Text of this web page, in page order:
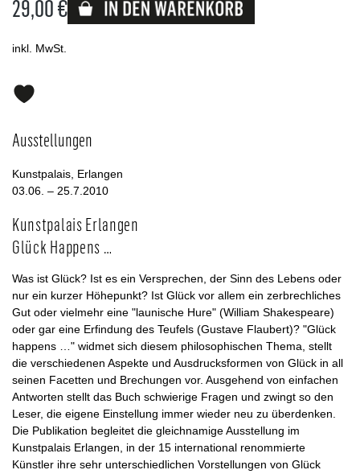
inkl. MwSt.
29,00 € Lieferbar
Ausstellungen
Kunstpalais, Erlangen
03.06. – 25.7.2010
Kunstpalais Erlangen
Glück Happens …
Was ist Glück? Ist es ein Versprechen, der Sinn des Lebens oder
nur ein kurzer Höhepunkt? Ist Glück vor allem ein zerbrechliches
Gut oder vielmehr eine "launische Hure" (William Shakespeare)
oder gar eine Erfindung des Teufels (Gustave Flaubert)? "Glück
happens …" widmet sich diesem philosophischen Thema, stellt
die verschiedenen Aspekte und Ausdrucksformen von Glück in all
seinen Facetten und Brechungen vor. Ausgehend von einfachen
Antworten stellt das Buch schwierige Fragen und zwingt so den
Leser, die eigene Einstellung immer wieder neu zu überdenken.
Die Publikation begleitet die gleichnamige Ausstellung im
Kunstpalais Erlangen, in der 15 international renommierte
Künstler ihre sehr unterschiedlichen Vorstellungen von Glück